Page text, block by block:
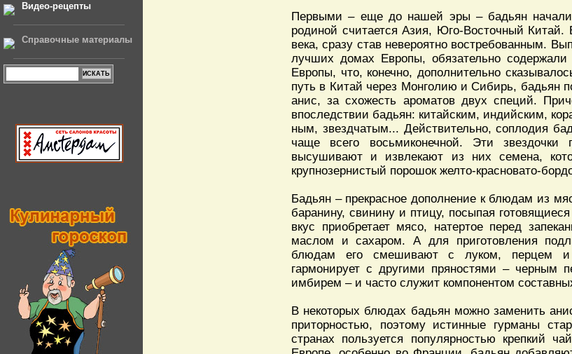
Видео-рецепты
Справочные материалы
Первыми – еще до нашей эры – бадьян начали
родиной считается Азия, Юго-Восточный
века, сразу став невероятно востребованным.
лучших домах Европы, обязательно
Европы, что, конечно, дополнительно
путь в Китай через Монголию и Сибирь, бадьян
анис, за схожесть ароматов двух специй.
впоследствии бадьян: китайским, индийским,
ным, звездчатым... Действительно, соплодия
чаще всего восьмиконечной. Эти звездочки
высушивают и извлекают из них семена,
крупнозернистый порошок желто-красновато-
Бадьян – прекрасное дополнение к блюдам из
баранину, свинину и птицу, посыпая
вкус приобретает мясо, натертое перед
маслом и сахаром. А для приготовления
блюдам его смешивают с луком, перцем и
гармонирует с другими пряностями – черным
имбирем – и часто служит компонентом
В некоторых блюдах бадьян можно заменить
приторностью, поэтому истинные гурманы
странах пользуется популярностью крепкий